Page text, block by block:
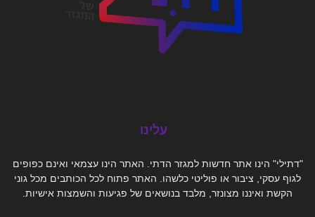
עלינו
"דתילי" הינו אתר חדשות למגזר הדתי. האתר הינו עצמאי ואינם כפופים
לגוף עסקי, ציבור או פוליטי כלשהו. האתר פתוח לכל הכותבים מכל גוני
הקשת ואיננו מצונזר, מלבד בנושאים של פגיעות והשמצות אישיות.